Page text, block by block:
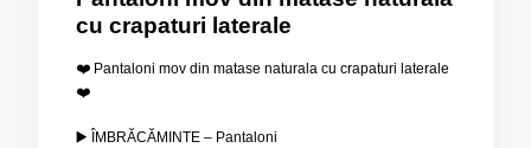
cu crapaturi laterale
❤️ Pantaloni mov din matase naturala cu crapaturi laterale
❤️
▶️ ÎMBRĂCĂMINTE – Pantaloni